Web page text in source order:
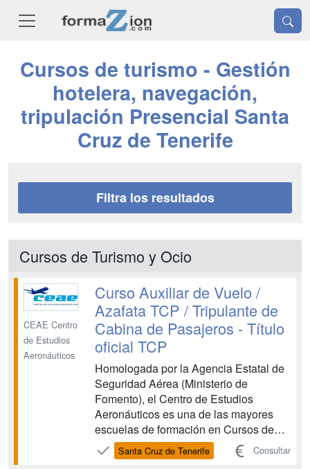
Cursos de turismo - Gestión
hotelera, navegación,
tripulación Presencial Santa
Cruz de Tenerife
Filtra los resultados
Cursos de Turismo y Ocio
CEAE Centro
de Estudios
Aeronáuticos
Curso Auxiliar de Vuelo /
Azafata TCP / Tripulante de
Cabina de Pasajeros - Título
oficial TCP
Homologada por la Agencia Estatal de
Seguridad Aérea (Ministerio de
Fomento), el Centro de Estudios
Aeronáuticos es una de las mayores
escuelas de formación en Cursos de
Tripulante de Cabina de Pasajeros y
Cursos de Técnicos de Operaciones
Santa Cruz de Tenerife Consultar